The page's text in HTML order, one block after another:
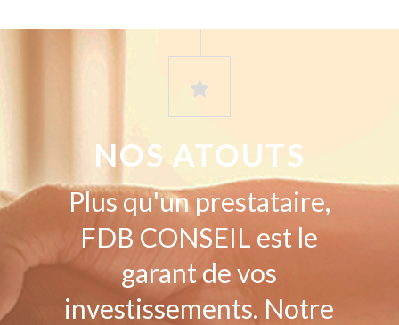
NOS ATOUTS
Plus qu'un prestataire,
FDB CONSEIL est le
garant de vos
investissements. Notre